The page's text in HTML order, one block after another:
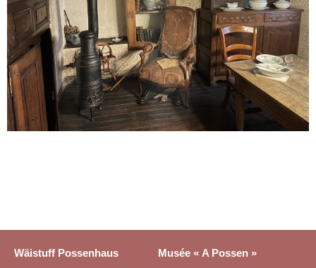
Wäistuff Possenhaus Musée « A Possen »